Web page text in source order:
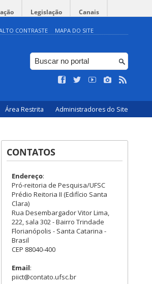
Legislação Canais
CONTRASTE MAPA DO SITE
Área Restrita Administradores do Site
CONTATOS
Endereço:
Pró-reitoria de Pesquisa/UFSC
Prédio Reitoria II (Edifício Santa
Clara)
Rua Desembargador Vitor Lima,
222, sala 302 - Bairro Trindade
Florianópolis - Santa Catarina -
Brasil
CEP 88040-400
Email:
piict@contato.ufsc.br